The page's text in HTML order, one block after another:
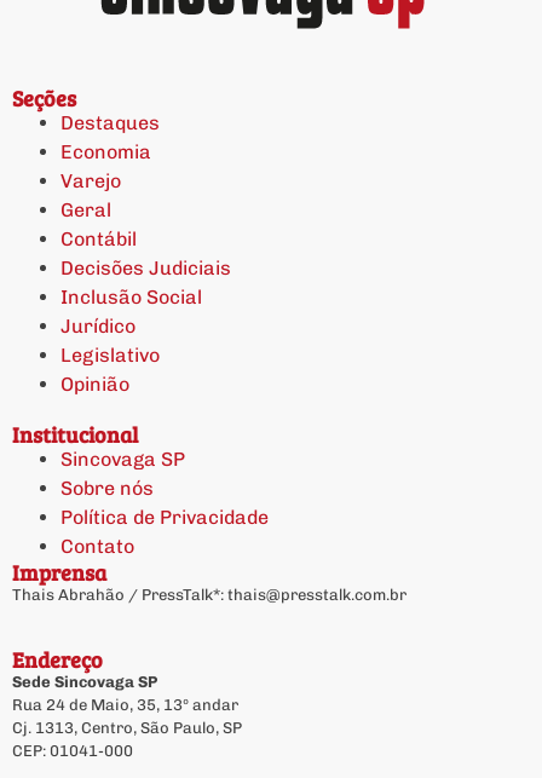
Seções
Destaques
Economia
Varejo
Geral
Contábil
Decisões Judiciais
Inclusão Social
Jurídico
Legislativo
Opinião
Institucional
Sincovaga SP
Sobre nós
Política de Privacidade
Contato
Imprensa
Thais Abrahão / PressTalk*: thais@presstalk.com.br
Endereço
Sede Sincovaga SP
Rua 24 de Maio, 35, 13º andar
Cj. 1313, Centro, São Paulo, SP
CEP: 01041-000